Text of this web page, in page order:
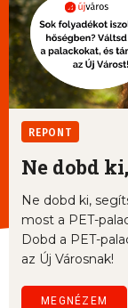
REPONT
Ne dobd
Ne dobd ki,
most a PET-
Dobd a PET-
az Új Városnak!
MEGNÉZEM